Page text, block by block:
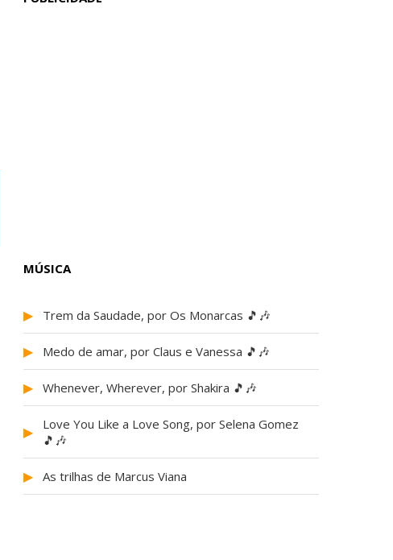
MÚSICA
▶ Trem da Saudade, por Os Monarcas 🎵🎶
▶ Medo de amar, por Claus e Vanessa 🎵🎶
▶ Whenever, Wherever, por Shakira 🎵🎶
▶
Love You Like a Love Song, por Selena Gomez
🎵🎶
▶ As trilhas de Marcus Viana